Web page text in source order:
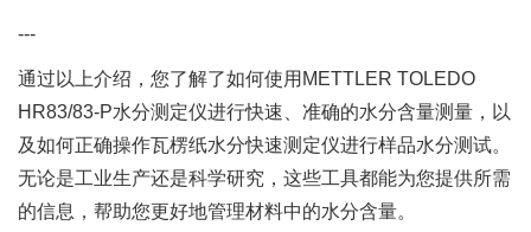
---
通过以上介绍，您了解了如何使用METTLER TOLEDO
HR83/83-P水分测定仪进行快速、准确的水分含量测量，以
及如何正确操作瓦楞纸水分快速测定仪进行样品水分测试。
无论是工业生产还是科学研究，这些工具都能为您提供所需
的信息，帮助您更好地管理材料中的水分含量。